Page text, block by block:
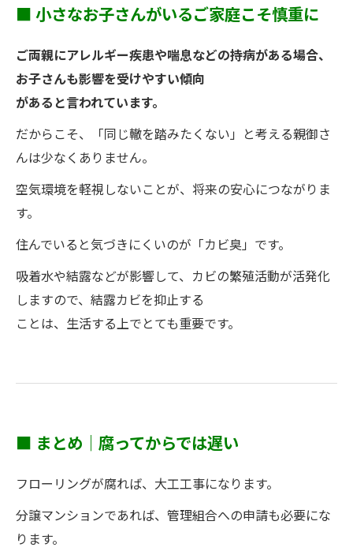
■ 小さなお子さんがいるご家庭こそ慎重に
ご両親にアレルギー疾患や喘息などの持病がある場合、
お子さんも影響を受けやすい傾向
があると言われています。
だからこそ、「同じ轍を踏みたくない」と考える親御さ
んは少なくありません。
空気環境を軽視しないことが、将来の安心につながりま
す。
住んでいると気づきにくいのが「カビ臭」です。
吸着水や結露などが影響して、カビの繁殖活動が活発化
しますので、結露カビを抑止する
ことは、生活する上でとても重要です。
■ まとめ｜腐ってからでは遅い
フローリングが腐れば、大工工事になります。
分譲マンションであれば、管理組合への申請も必要にな
ります。